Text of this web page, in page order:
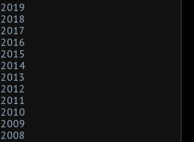
2019
2018
2017
2016
2015
2014
2013
2012
2011
2010
2009
2008